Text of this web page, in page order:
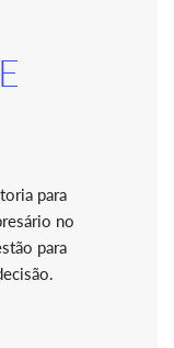
para
no
para